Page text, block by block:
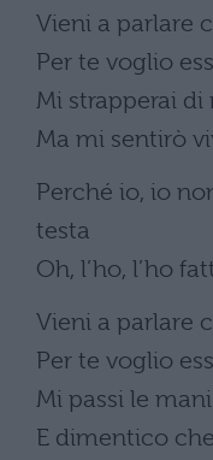
Vieni a parlare
Per te voglio
Mi strapperai
Ma mi sentirò
Perché io, io
testa
Oh, l’ho, l’ho
Vieni a parlare
Per te voglio
Mi passi le
E dimentico